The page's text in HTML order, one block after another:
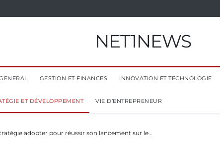
NET1NEWS
GESTION ET FINANCES INNOVATION ET TECHNOLOGIE
ET DÉVELOPPEMENT VIE D’ENTREPRENEUR
adopter pour réussir son lancement sur le…